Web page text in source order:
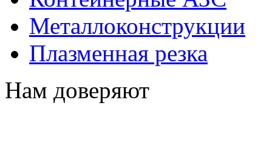
Металлоконструкции
Плазменная резка
Нам доверяют